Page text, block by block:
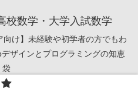
校数学・大学入試数学
向け】未経験や初学者の方でもわ
ザインとプログラミングの知恵
袋